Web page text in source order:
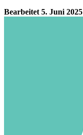
Bearbeitet 5. Juni 2025